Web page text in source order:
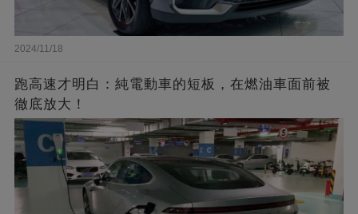
2024/11/18
跑高速才明白：純電動車的短板，在燃油車面前被
徹底放大！